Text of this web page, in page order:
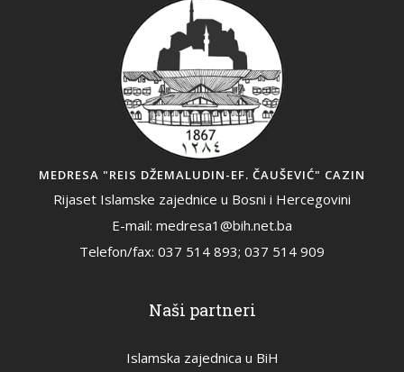
MEDRESA "REIS DŽEMALUDIN-EF. ČAUŠEVIĆ" CAZIN
Rijaset Islamske zajednice u Bosni i Hercegovini
E-mail: medresa1@bih.net.ba
Telefon/fax: 037 514 893; 037 514 909
Naši partneri
Islamska zajednica u BiH